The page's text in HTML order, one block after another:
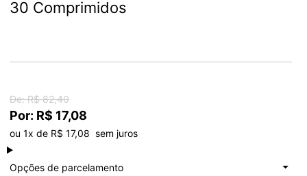
30 Comprimidos
De: R$ 82,40
Por: R$ 17,08
ou 1x de R$ 17,08  sem juros
Opções de parcelamento
à vistaR$ 17,08
Total: R$ 17,08